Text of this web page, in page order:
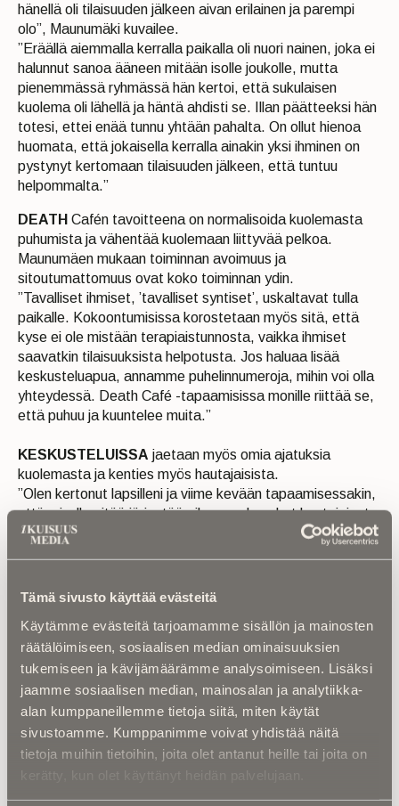
Tämä sivusto käyttää evästeitä
Käytämme evästeitä tarjoamamme sisällön ja mainosten
räätälöimiseen, sosiaalisen median ominaisuuksien
tukemiseen ja kävijämäärämme analysoimiseen. Lisäksi
jaamme sosiaalisen median, mainosalan ja analytiikka-
alan kumppaneillemme tietoja siitä, miten käytät
sivustoamme. Kumppanimme voivat yhdistää näitä
tietoja muihin tietoihin, joita olet antanut heille tai joita on
hänellä oli tilaisuuden jälkeen aivan erilainen ja parempi
olo”, Maunumäki kuvailee.
”Eräällä aiemmalla kerralla paikalla oli nuori nainen, joka ei
halunnut sanoa ääneen mitään isolle joukolle, mutta
pienemmässä ryhmässä hän kertoi, että sukulaisen
kuolema oli lähellä ja häntä ahdisti se. Illan päätteeksi hän
totesi, ettei enää tunnu yhtään pahalta. On ollut hienoa
huomata, että jokaisella kerralla ainakin yksi ihminen on
pystynyt kertomaan tilaisuuden jälkeen, että tuntuu
helpommalta.”
DEATH Cafén tavoitteena on normalisoida kuolemasta
puhumista ja vähentää kuolemaan liittyvää pelkoa.
Maunumäen mukaan toiminnan avoimuus ja
sitoutumattomuus ovat koko toiminnan ydin.
”Tavalliset ihmiset, ’tavalliset syntiset’, uskaltavat tulla
paikalle. Kokoontumisissa korostetaan myös sitä, että
kyse ei ole mistään terapiaistunnosta, vaikka ihmiset
saavatkin tilaisuuksista helpotusta. Jos haluaa lisää
keskusteluapua, annamme puhelinnumeroja, mihin voi olla
yhteydessä. Death Café -tapaamisissa monille riittää se,
että puhuu ja kuuntelee muita.”
KESKUSTELUISSA jaetaan myös omia ajatuksia
kuolemasta ja kenties myös hautajaisista.
”Olen kertonut lapsilleni ja viime kevään tapaamisessakin,
että minulle pitää järjestää aikanaan hauskat hautajaiset,
minun näköiset hautajaiset: kunnon ruoat, kunnon viinit ja
vastaavanlaisia suunnitelmia”,Maunumäki naurahtaa.
huumori ja toisten tarinat tuovat yhteenkuuluvuuden
tunnetta. Maunumäen kokemusten mukaan juuri se tekee
Death Cafén ilmapiiristä erityisen.